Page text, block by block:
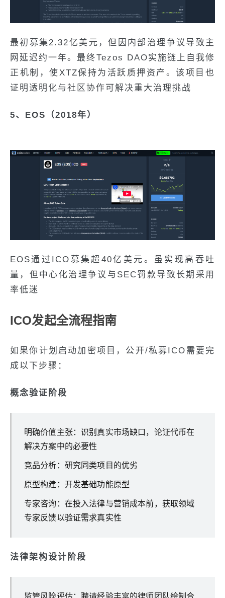
最初募集2.32亿美元，但因内部治理争议导致主
网延迟约一年。最终Tezos DAO实施链上自我修
正机制，使XTZ保持为活跃质押资产。该项目也
证明透明化与社区协作可解决重大治理挑战
5、EOS（2018年）
EOS通过ICO募集超40亿美元。虽实现高吞吐
量，但中心化治理争议与SEC罚款导致长期采用
率低迷
ICO发起全流程指南
如果你计划启动加密项目，公开/私募ICO需要完
成以下步骤：
概念验证阶段
明确价值主张：识别真实市场缺口，论证代币在
解决方案中的必要性
竞品分析：研究同类项目的优劣
原型构建：开发基础功能原型
专家咨询：在投入法律与营销成本前，获取领域
专家反馈以验证需求真实性
法律架构设计阶段
监管风险评估：聘请经验丰富的律师团队绘制合